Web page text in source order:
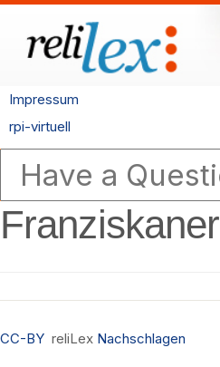
Impressum
rpi-virtuell
Franziskaner
CC-BY reliLex Nachschlagen